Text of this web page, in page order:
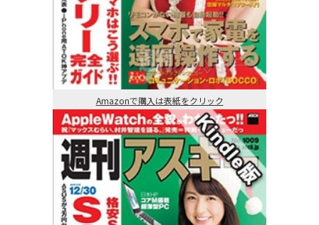
Amazonで購入は表紙をクリック